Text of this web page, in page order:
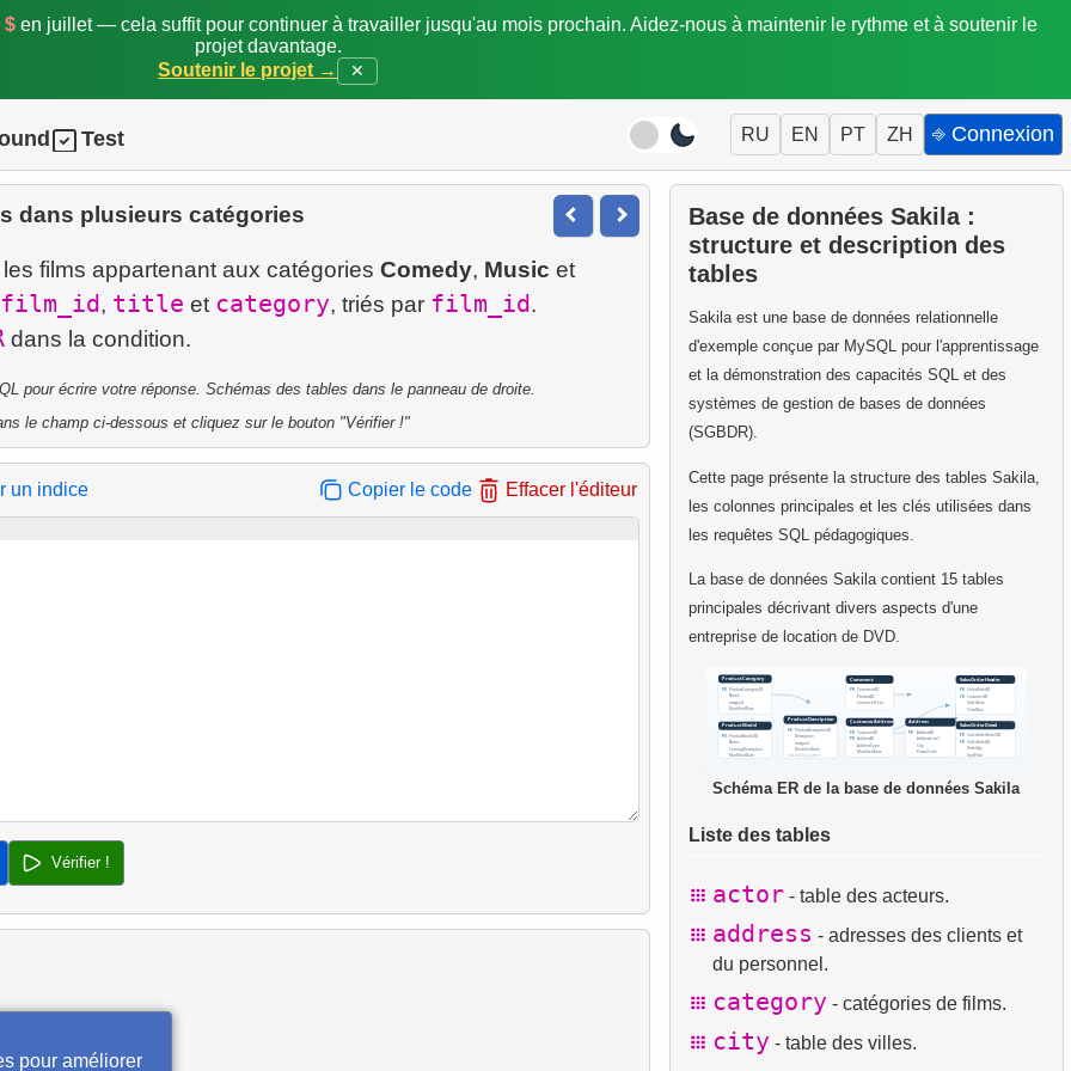
$en juillet — cela suffit pour continuer à travailler jusqu'au mois prochain. Aidez-nous à maintenir le rythme et à soutenir le
projet davantage.
Soutenir le projet →
✕
Test RU EN PT ZH ⎆ Connexion
dans plusieurs catégories
films appartenant aux catégories Comedy, Music et
film_id, title et category, triés par film_id.
pour écrire votre réponse. Schémas des tables dans le panneau de droite.
le champ ci-dessous et cliquez sur le bouton "Vérifier !"
un indice Copier le code Effacer l'éditeur
Vérifier !
Base de données Sakila :
structure et description des
tables
Sakila est une base de données relationnelle
d'exemple conçue par MySQL pour l'apprentissage
et la démonstration des capacités SQL et des
systèmes de gestion de bases de données
(SGBDR).
Cette page présente la structure des tables Sakila,
les colonnes principales et les clés utilisées dans
les requêtes SQL pédagogiques.
La base de données Sakila contient 15 tables
principales décrivant divers aspects d'une
entreprise de location de DVD.
Schéma ER de la base de données Sakila
Liste des tables
actor - table des acteurs.
address - adresses des clients et
du personnel.
category - catégories de films.
city - table des villes.
pour améliorer